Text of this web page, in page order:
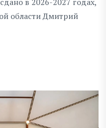
области Дмитрий